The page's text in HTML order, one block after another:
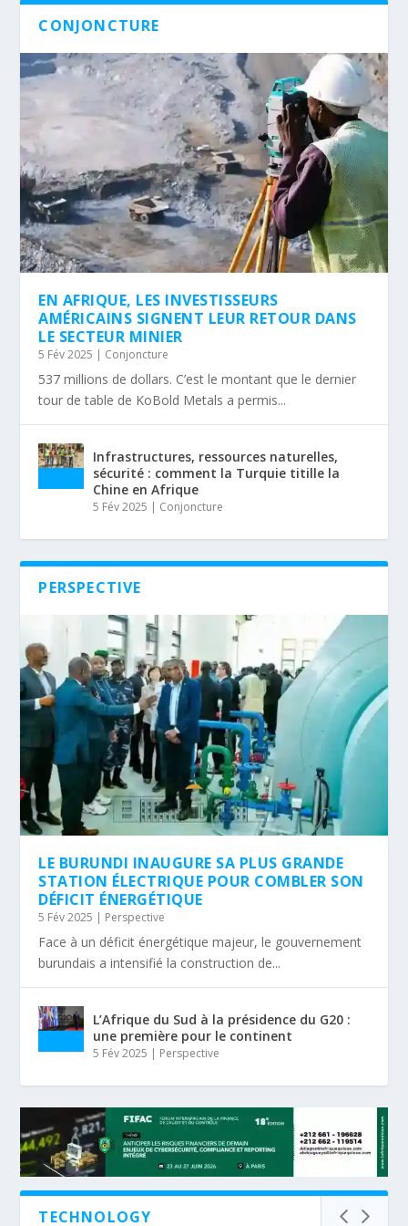
CONJONCTURE
EN AFRIQUE, LES INVESTISSEURS
AMÉRICAINS SIGNENT LEUR RETOUR DANS
LE SECTEUR MINIER
5 Fév 2025 Conjoncture
537 millions de dollars. C’est le montant que le dernier
tour de table de KoBold Metals a permis...
Infrastructures, ressources naturelles,
sécurité : comment la Turquie titille la
Chine en Afrique
5 Fév 2025 Conjoncture
PERSPECTIVE
LE BURUNDI INAUGURE SA PLUS GRANDE
STATION ÉLECTRIQUE POUR COMBLER SON
DÉFICIT ÉNERGÉTIQUE
5 Fév 2025 | Perspective
Face à un déficit énergétique majeur, le gouvernement
burundais a intensifié la construction de...
L’Afrique du Sud à la présidence du G20 :
une première pour le continent
5 Fév 2025 | Perspective
TECHNOLOGY